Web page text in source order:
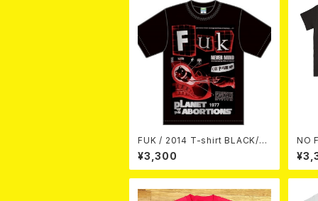
FUK / 2014 T-shirt BLACK/SI
LVER/RED
¥3,300
NO